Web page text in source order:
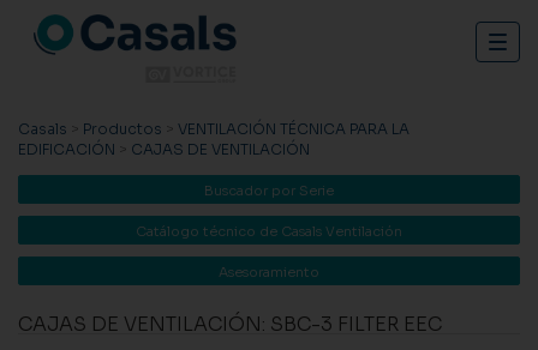
Casals > Productos > VENTILACIÓN TÉCNICA PARA LA
EDIFICACIÓN > CAJAS DE VENTILACIÓN
Buscador por Serie
Catálogo técnico de Casals Ventilación
Asesoramiento
CAJAS DE VENTILACIÓN: SBC-3 FILTER EEC